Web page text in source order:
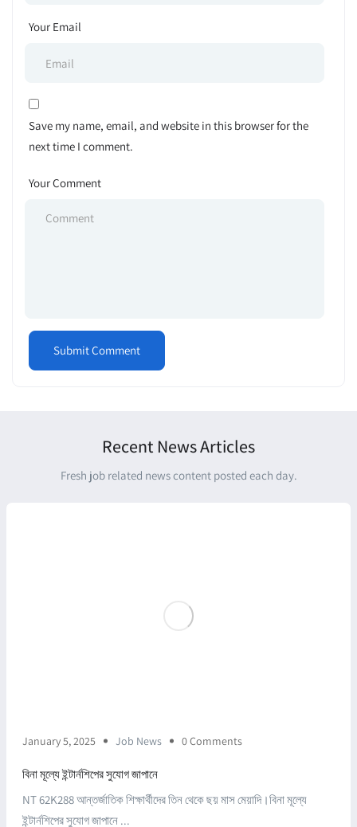
Your Email
Save my name, email, and website in this browser for the
next time I comment.
Your Comment
Recent News Articles
Fresh job related news content posted each day.
January 5, 2025 Job News 0 Comments
বিনা মূল্যে ইন্টার্নশিপের সুযোগ জাপানে
NT 62K288 আন্তর্জাতিক শিক্ষার্থীদের তিন থেকে ছয় মাস মেয়াদি।বিনা মূল্যে
ইন্টার্নশিপের সুযোগ জাপানে ...